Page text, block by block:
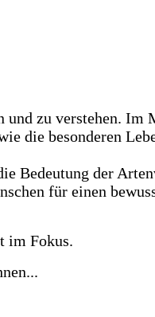
zu verstehen. Im
die besonderen
Bedeutung der
für einen
im Fokus.